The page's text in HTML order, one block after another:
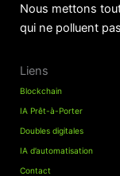
Nous mettons
qui ne polluent
Liens
Blockchain
IA Prêt-à-Porter
Doubles digitales
IA d’automatisation
Contact